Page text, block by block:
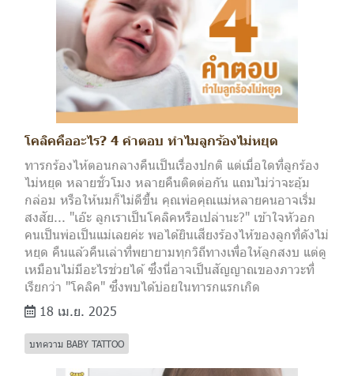
โคลิคคืออะไร? 4 คำตอบ ทำไมลูกร้องไม่หยุด
ทารกร้องไห้ตอนกลางคืนเป็นเรื่องปกติ แต่เมื่อใดที่ลูกร้อง
ไม่หยุด หลายชั่วโมง หลายคืนติดต่อกัน แถมไม่ว่าจะอุ้ม
กล่อม หรือให้นมก็ไม่ดีขึ้น คุณพ่อคุณแม่หลายคนอาจเริ่ม
สงสัย... "เอ๊ะ ลูกเราเป็นโคลิคหรือเปล่านะ?" เข้าใจหัวอก
คนเป็นพ่อเป็นแม่เลยค่ะ พอได้ยินเสียงร้องไห้ของลูกที่ดังไม่
หยุด คืนแล้วคืนเล่าที่พยายามทุกวิถีทางเพื่อให้ลูกสงบ แต่ดู
เหมือนไม่มีอะไรช่วยได้ ซึ่งนี่อาจเป็นสัญญาณของภาวะที่
เรียกว่า "โคลิค" ซึ่งพบได้บ่อยในทารกแรกเกิด
18 เม.ย. 2025
บทความ BABY TATTOO